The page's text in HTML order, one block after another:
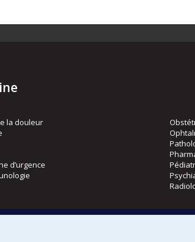
la douleur
d’urgence